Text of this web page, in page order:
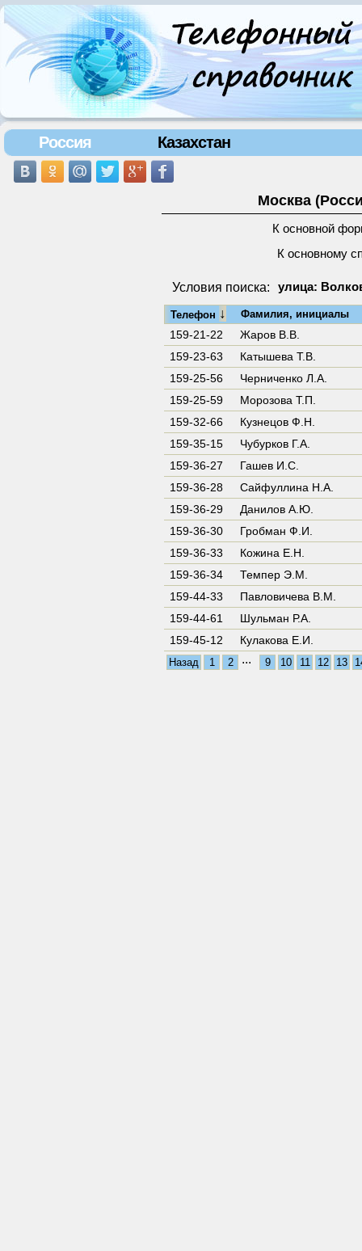
Россия Казахстан
Москва
К основной
К основному
Условия поиска: улица:
Телефон ↓ Фамилия, инициалы
159-21-22
Жаров В.В.
159-23-63
Катышева Т.В.
159-25-56
Черниченко Л.А.
159-25-59
Морозова Т.П.
159-32-66
Кузнецов Ф.Н.
159-35-15
Чубурков Г.А.
159-36-27
Гашев И.С.
159-36-28
Сайфуллина Н.А.
159-36-29
Данилов А.Ю.
159-36-30
Гробман Ф.И.
159-36-33
Кожина Е.Н.
159-36-34
Темпер Э.М.
159-44-33
Павловичева В.М.
159-44-61
Шульман Р.А.
159-45-12
Кулакова Е.И.
Назад 1 2 ... 9 10 11 12 13